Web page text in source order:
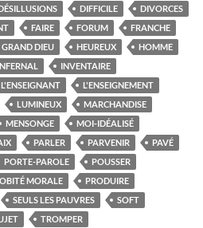
DIFFICILE
DIVORCES
FAIRE FORUM
FRANCHE
GRAND DIEU HEUREUX
HOMME
INVENTAIRE
L'ENSEIGNANT
L'ENSEIGNEMENT
LUMINEUX
MARCHANDISE
MENSONGE
MOI-IDÉALISÉ
PARLER PARVENIR
PAVÉ
PORTE-PAROLE
POUSSER
MORALE
PRODUIRE
SEULS LES PAUVRES
SOFT
TROMPER